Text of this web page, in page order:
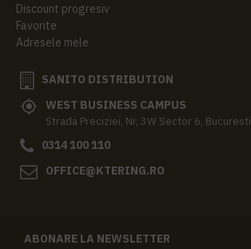
Discount progresiv
Favorite
Adresele mele
SANITO DISTRIBUTION
WEST BUSINESS CAMPUS
Strada Preciziei, Nr, 3W Sector 6, Bucuresti
0314 100 110
OFFICE@KTERING.RO
ABONARE LA NEWSLETTER